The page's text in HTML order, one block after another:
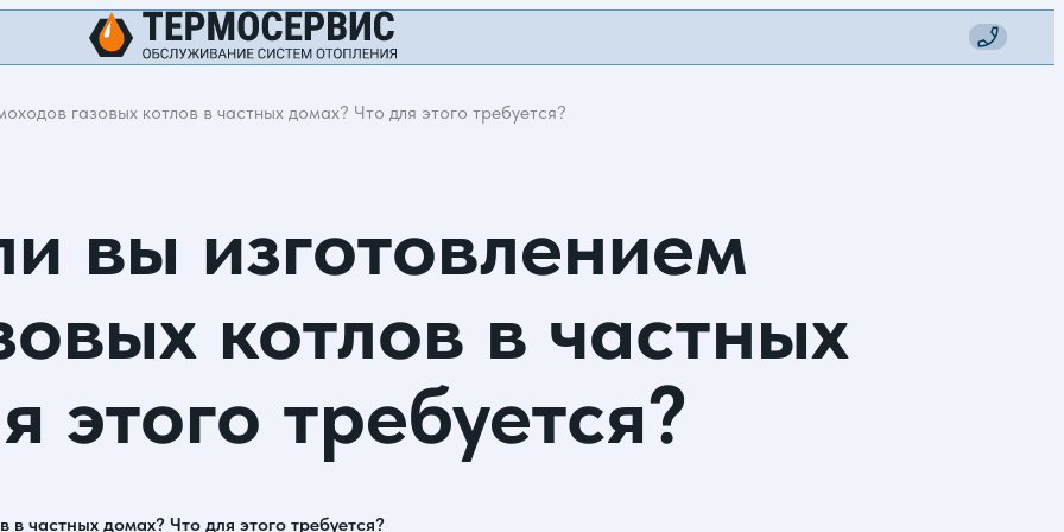
газовых котлов в частных домах? Что для этого требуется?
вы изготовлением
котлов в частных
этого требуется?
частных домах? Что для этого требуется?